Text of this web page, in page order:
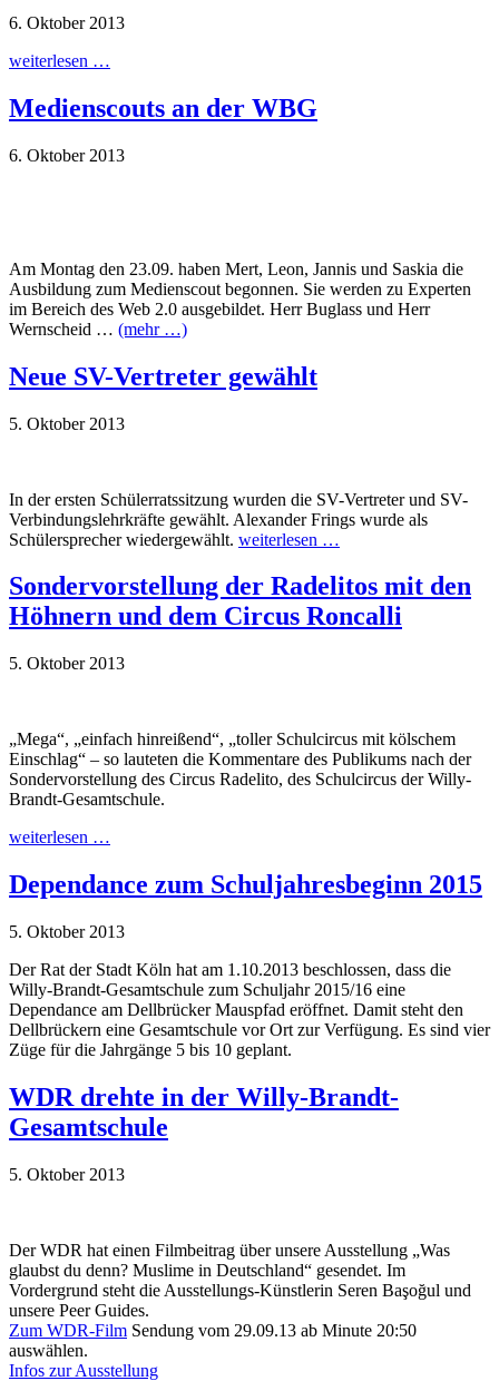
6. Oktober 2013
weiterlesen …
Medienscouts an der WBG
6. Oktober 2013
Am Montag den 23.09. haben Mert, Leon, Jannis und Saskia die
Ausbildung zum Medienscout begonnen. Sie werden zu Experten
im Bereich des Web 2.0 ausgebildet. Herr Buglass und Herr
Wernscheid … (mehr …)
Neue SV-Vertreter gewählt
5. Oktober 2013
In der ersten Schülerratssitzung wurden die SV-Vertreter und SV-
Verbindungslehrkräfte gewählt. Alexander Frings wurde als
Schülersprecher wiedergewählt. weiterlesen …
Sondervorstellung der Radelitos mit den
Höhnern und dem Circus Roncalli
5. Oktober 2013
„Mega“, „einfach hinreißend“, „toller Schulcircus mit kölschem
Einschlag“ – so lauteten die Kommentare des Publikums nach der
Sondervorstellung des Circus Radelito, des Schulcircus der Willy-
Brandt-Gesamtschule.
weiterlesen …
Dependance zum Schuljahresbeginn 2015
5. Oktober 2013
Der Rat der Stadt Köln hat am 1.10.2013 beschlossen, dass die
Willy-Brandt-Gesamtschule zum Schuljahr 2015/16 eine
Dependance am Dellbrücker Mauspfad eröffnet. Damit steht den
Dellbrückern eine Gesamtschule vor Ort zur Verfügung. Es sind vier
Züge für die Jahrgänge 5 bis 10 geplant.
WDR drehte in der Willy-Brandt-
Gesamtschule
5. Oktober 2013
Der WDR hat einen Filmbeitrag über unsere Ausstellung „Was
glaubst du denn? Muslime in Deutschland“ gesendet. Im
Vordergrund steht die Ausstellungs-Künstlerin Seren Başoğul und
unsere Peer Guides.
Zum WDR-Film Sendung vom 29.09.13 ab Minute 20:50
auswählen.
Infos zur Ausstellung